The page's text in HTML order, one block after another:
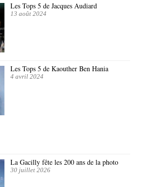
Les Tops 5 de Jacques Audiard
13 août 2024
Les Tops 5 de Kaouther Ben Hania
4 avril 2024
La Gacilly fête les 200 ans de la photo
30 juillet 2026